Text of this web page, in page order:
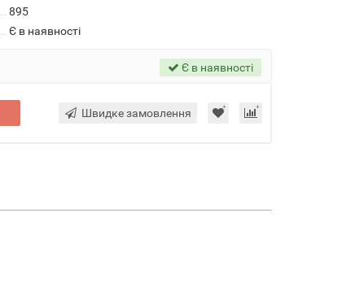
895
Є в наявності
Є в наявності
Швидке замовлення